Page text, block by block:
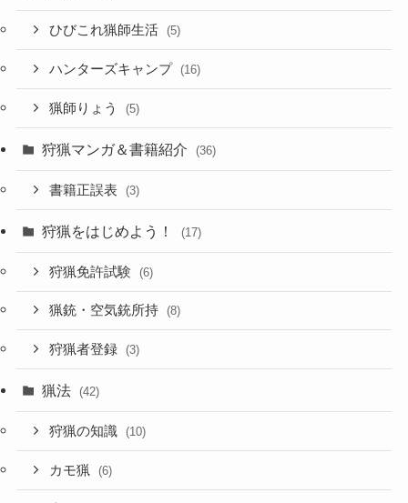
ひびこれ猟師生活 (5)
ハンターズキャンプ (16)
猟師りょう (5)
狩猟マンガ＆書籍紹介 (36)
書籍正誤表 (3)
狩猟をはじめよう！ (17)
狩猟免許試験 (6)
猟銃・空気銃所持 (8)
狩猟者登録 (3)
猟法 (42)
狩猟の知識 (10)
カモ猟 (6)